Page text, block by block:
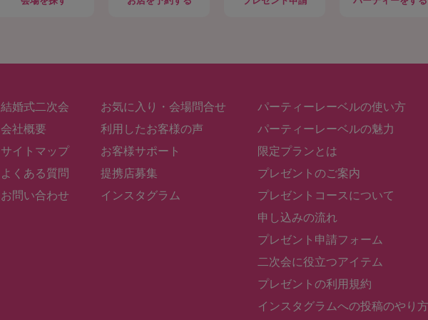
結婚式二次会
会社概要
サイトマップ
よくある質問
お問い合わせ
お気に入り・会場問合せ
利用したお客様の声
お客様サポート
提携店募集
インスタグラム
パーティーレーベルの使い方
パーティーレーベルの魅力
限定プランとは
プレゼントのご案内
プレゼントコースについて
申し込みの流れ
プレゼント申請フォーム
二次会に役立つアイテム
プレゼントの利用規約
インスタグラムへの投稿のやり方